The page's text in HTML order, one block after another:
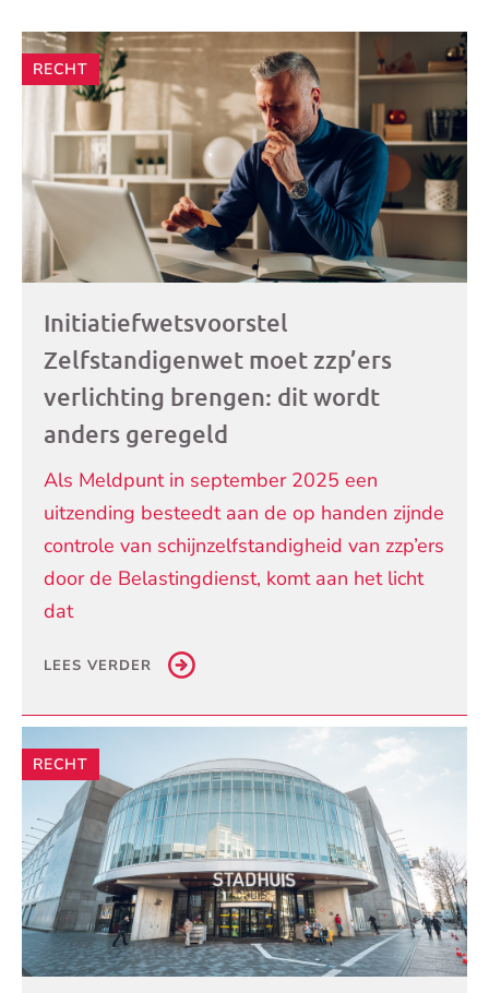
Andere
artikelen
RECHT
Initiatiefwetsvoorstel
Zelfstandigenwet moet zzp’ers
verlichting brengen: dit wordt
anders geregeld
Als Meldpunt in september 2025 een
uitzending besteedt aan de op handen zijnde
controle van schijnzelfstandigheid van zzp’ers
door de Belastingdienst, komt aan het licht
dat
LEES VERDER
RECHT